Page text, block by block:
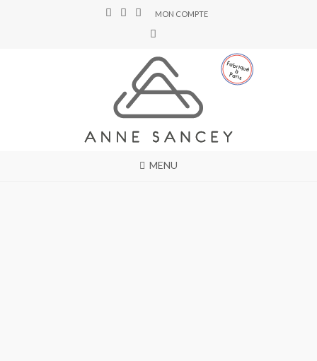
MON COMPTE
MENU